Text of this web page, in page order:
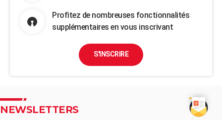
Profitez de nombreuses fonctionnalités
supplémentaires en vous inscrivant
S'INSCRIRE
NEWSLETTERS